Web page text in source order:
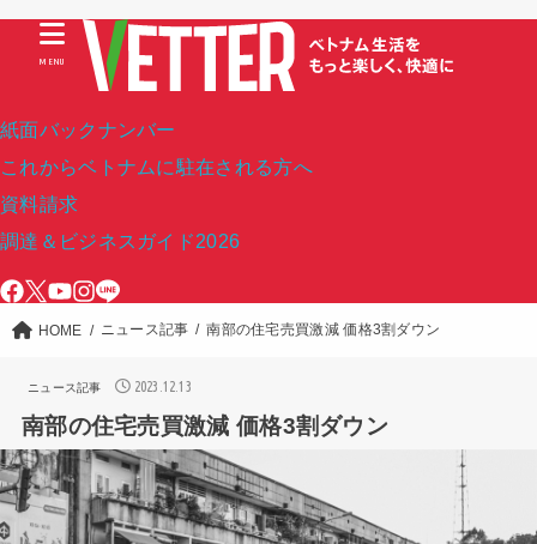
紙面バックナンバー
これからベトナムに駐在される方へ
資料請求
調達＆ビジネスガイド2026
MENU
HOME ニュース記事 南部の住宅売買激減 価格3割ダウン
ニュース記事 2023.12.13
南部の住宅売買激減 価格3割ダウン